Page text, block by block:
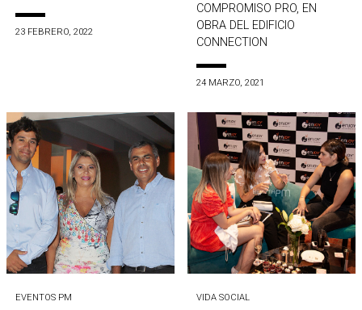
23 FEBRERO, 2022
COMPROMISO PRO, EN
OBRA DEL EDIFICIO
CONNECTION
24 MARZO, 2021
EVENTOS PM VIDA SOCIAL